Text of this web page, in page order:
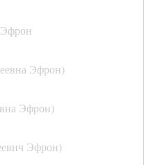
Эфрон)
Эфрон)
Эфрон)